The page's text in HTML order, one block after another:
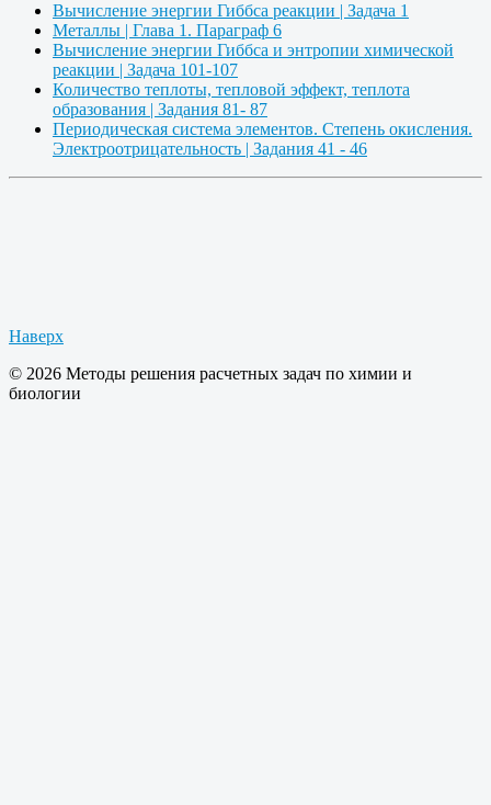
Вычисление энергии Гиббса реакции | Задача 1
Металлы | Глава 1. Параграф 6
Вычисление энергии Гиббса и энтропии химической
реакции | Задача 101-107
Количество теплоты, тепловой эффект, теплота
образования | Задания 81- 87
Периодическая система элементов. Степень окисления.
Электроотрицательность | Задания 41 - 46
Наверх
© 2026 Методы решения расчетных задач по химии и
биологии